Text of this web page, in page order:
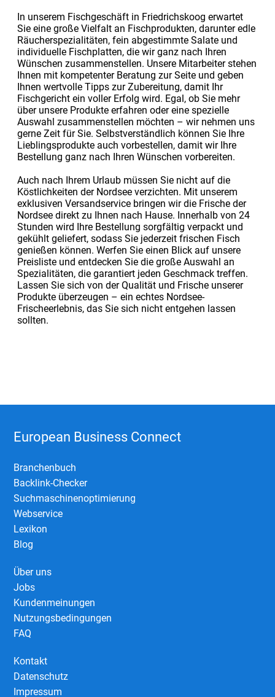
In unserem Fischgeschäft in Friedrichskoog erwartet
Sie eine große Vielfalt an Fischprodukten, darunter edle
Räucherspezialitäten, fein abgestimmte Salate und
individuelle Fischplatten, die wir ganz nach Ihren
Wünschen zusammenstellen. Unsere Mitarbeiter stehen
Ihnen mit kompetenter Beratung zur Seite und geben
Ihnen wertvolle Tipps zur Zubereitung, damit Ihr
Fischgericht ein voller Erfolg wird. Egal, ob Sie mehr
über unsere Produkte erfahren oder eine spezielle
Auswahl zusammenstellen möchten – wir nehmen uns
gerne Zeit für Sie. Selbstverständlich können Sie Ihre
Lieblingsprodukte auch vorbestellen, damit wir Ihre
Bestellung ganz nach Ihren Wünschen vorbereiten.
Auch nach Ihrem Urlaub müssen Sie nicht auf die
Köstlichkeiten der Nordsee verzichten. Mit unserem
exklusiven Versandservice bringen wir die Frische der
Nordsee direkt zu Ihnen nach Hause. Innerhalb von 24
Stunden wird Ihre Bestellung sorgfältig verpackt und
gekühlt geliefert, sodass Sie jederzeit frischen Fisch
genießen können. Werfen Sie einen Blick auf unsere
Preisliste und entdecken Sie die große Auswahl an
Spezialitäten, die garantiert jeden Geschmack treffen.
Lassen Sie sich von der Qualität und Frische unserer
Produkte überzeugen – ein echtes Nordsee-
Frischeerlebnis, das Sie sich nicht entgehen lassen
sollten.
European Business Connect
Branchenbuch
Backlink-Checker
Suchmaschinenoptimierung
Webservice
Lexikon
Blog
Über uns
Jobs
Kundenmeinungen
Nutzungsbedingungen
FAQ
Kontakt
Datenschutz
Impressum